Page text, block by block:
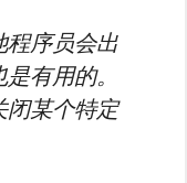
程序员会出
有用的。
闭某个特定